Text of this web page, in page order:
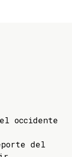
occidente
del